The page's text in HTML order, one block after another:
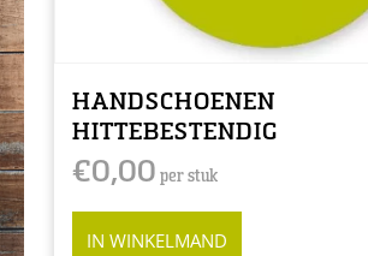
HANDSCHOENEN
HITTEBESTENDIG
€0,00 per stuk
IN WINKELMAND